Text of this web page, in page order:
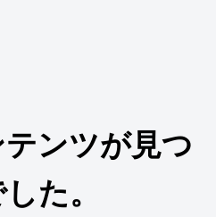
ンツが見つ
た。